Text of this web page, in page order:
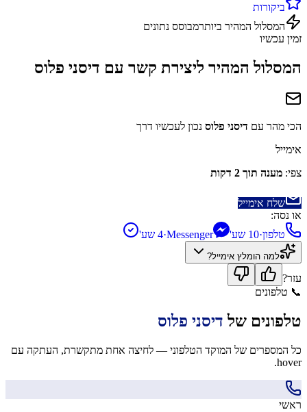
ביקורות
המסלול המהיר ביותרמבוסס נתונים
זמין עכשיו
המסלול המהיר ליצירת קשר עם דיסני פלוס
הכי מהר עם דיסני פלוס נכון לעכשיו דרך
אימייל
צפי: מענה תוך 2 דקות
שלח אימייל
או נסה:
טלפון·10 שע' Messenger
·4 שע'
למה הומלץ אימייל?
עזר?
📞 טלפונים
טלפונים של דיסני פלוס
כל המספרים של המוקד הטלפוני — לחיצה אחת מתקשרת, העתקה עם
hover.
ראשי